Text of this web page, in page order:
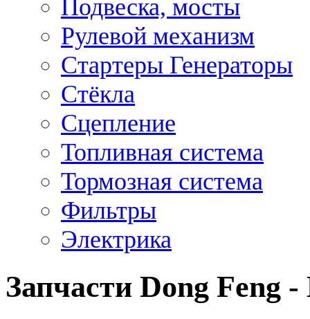
Подвеска, мосты
Рулевой механизм
Стартеры Генераторы
Стёкла
Сцепление
Топливная система
Тормозная система
Фильтры
Электрика
Запчасти Dong Feng